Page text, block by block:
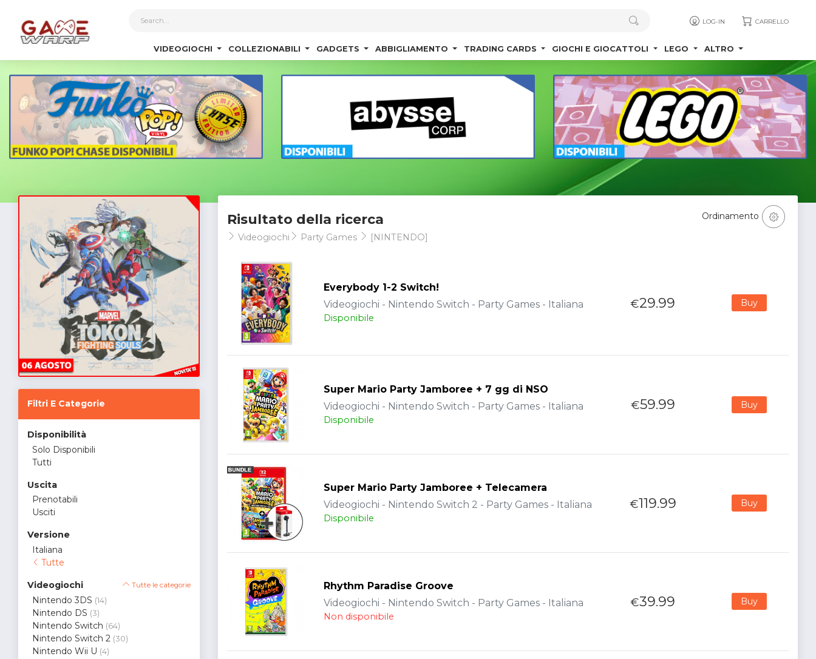
LOG-IN CARRELLO
VIDEOGIOCHI COLLEZIONABILI GADGETS ABBIGLIAMENTO TRADING CARDS GIOCHI E GIOCATTOLI LEGO ALTRO
Filtri E Categorie
Disponibilità
Solo Disponibili
Tutti
Uscita
Prenotabili
Usciti
Versione
Italiana
Tutte
Videogiochi Tutte le categorie
Nintendo 3DS (14)
Nintendo DS (3)
Nintendo Switch (64)
Nintendo Switch 2 (30)
Nintendo Wii U (4)
Risultato della ricerca
Videogiochi Party Games [NINTENDO]
Ordinamento
Everybody 1-2 Switch!
Videogiochi - Nintendo Switch - Party Games - Italiana
Disponibile
€29.99 Buy
Super Mario Party Jamboree + 7 gg di NSO
Videogiochi - Nintendo Switch - Party Games - Italiana
Disponibile
€59.99 Buy
Super Mario Party Jamboree + Telecamera
Videogiochi - Nintendo Switch 2 - Party Games - Italiana
Disponibile
€119.99 Buy
Rhythm Paradise Groove
Videogiochi - Nintendo Switch - Party Games - Italiana
Non disponibile
€39.99 Buy